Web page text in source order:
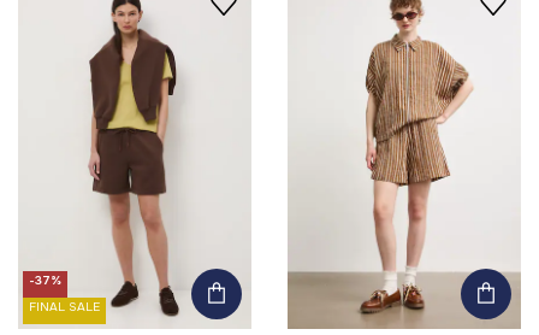
-37%
FINAL SALE